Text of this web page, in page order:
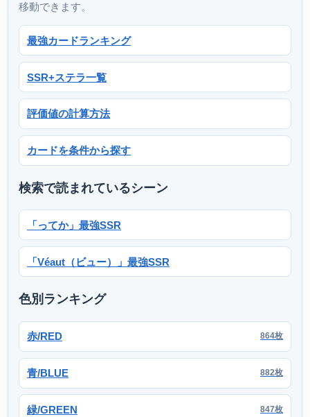
移動できます。
最強カードランキング
SSR+ステラ一覧
評価値の計算方法
カードを条件から探す
検索で読まれているシーン
「ってか」最強SSR
「Véaut（ビュー）」最強SSR
色別ランキング
赤/RED 864枚
青/BLUE 882枚
緑/GREEN 847枚